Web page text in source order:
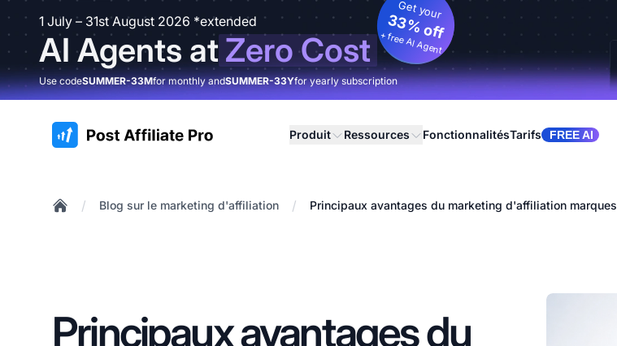
1 July – 31st August 2026 *extended
AI Agents atZero Cost
Get your
33% off
+ free AI Agent
Use codeSUMMER-33Mfor monthly andSUMMER-33Yfor yearly subscription
:site.title Produit Ressources FonctionnalitésTarifs FREE AI
/ Blog sur le marketing d'affiliation / Principaux avantages du marketing d'affiliation marques
Principaux avantages du